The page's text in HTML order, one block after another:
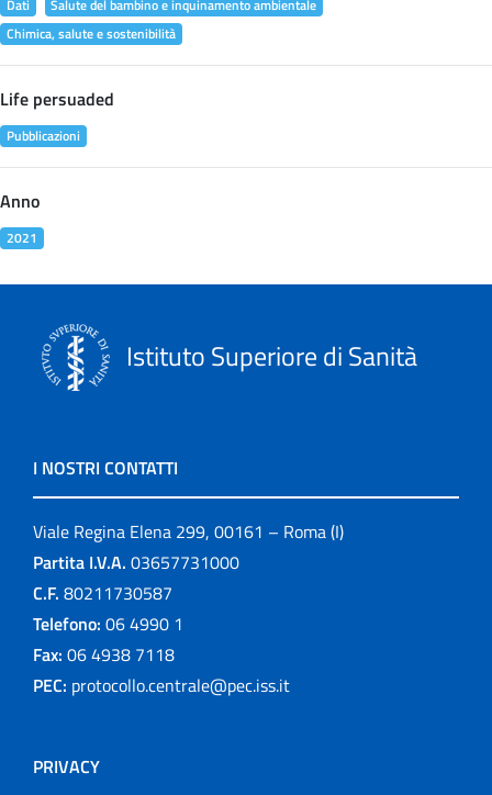
Dati
Salute del bambino e inquinamento ambientale
Chimica, salute e sostenibilità
Life persuaded
Pubblicazioni
Anno
2021
Istituto Superiore di Sanità
I NOSTRI CONTATTI
Viale Regina Elena 299, 00161 – Roma (I)
Partita I.V.A. 03657731000
C.F. 80211730587
Telefono: 06 4990 1
Fax: 06 4938 7118
PEC: protocollo.centrale@pec.iss.it
PRIVACY